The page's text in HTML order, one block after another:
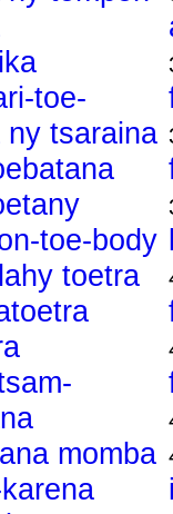
toe-
ny tsaraina
toe-body
toetra
momba